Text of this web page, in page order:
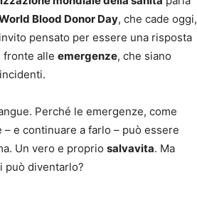
Blood Donor Day, che cade oggi,
pensato per essere una risposta
fronte alle emergenze, che siano
Perché le emergenze, come
e continuare a farlo – può essere
Un vero e proprio salvavita. Ma
può diventarlo?